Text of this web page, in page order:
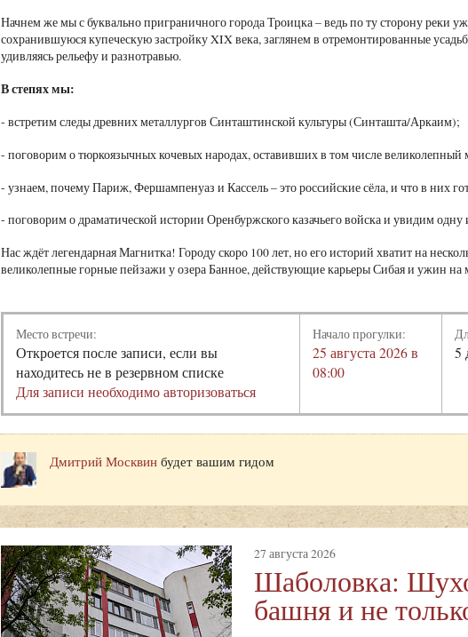
Начнем же мы с буквально приграничного города Троицка – ведь по ту сторону реки
сохранившуюся купеческую застройку XIX века, заглянем в отремонтированные
удивляясь рельефу и разнотравью.
В степях мы:
- встретим следы древних металлургов Синташтинской культуры (Синташта/Аркаим);
- поговорим о тюркоязычных кочевых народах, оставивших в том числе великолепный
- узнаем, почему Париж, Фершампенуаз и Кассель – это российские сёла, и что в них
- поговорим о драматической истории Оренбуржского казачьего войска и увидим
Нас ждёт легендарная Магнитка! Городу скоро 100 лет, но его историй хватит на
великолепные горные пейзажи у озера Банное, действующие карьеры Сибая и ужин
Место встречи:
Откроется после записи, если вы
находитесь не в резервном списке
Для записи необходимо авторизоваться
Начало прогулки:
25 августа 2026 в
08:00
5
Дмитрий Москвин будет вашим гидом
27 августа 2026
Шаболовка:
башня и не